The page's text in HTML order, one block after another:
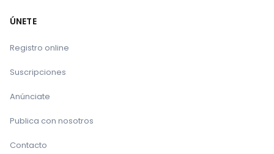
ÚNETE
Registro online
Suscripciones
Anúnciate
Publica con nosotros
Contacto